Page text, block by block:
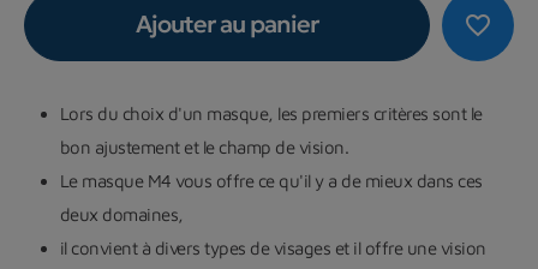
favorite_border
Ajouter au panier
Lors du choix d'un masque, les premiers critères sont le
bon ajustement et le champ de vision.
Le masque M4 vous offre ce qu'il y a de mieux dans ces
deux domaines,
il convient à divers types de visages et il offre une vision